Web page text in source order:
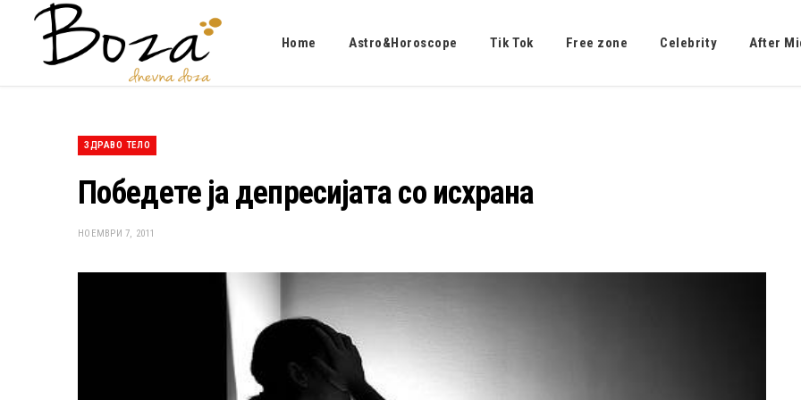
Home Astro&Horoscope Tik Tok Free zone Celebrity After
ЗДРАВО ТЕЛО
Победете ја депресијата со исхрана
НОЕМВРИ 7, 2011